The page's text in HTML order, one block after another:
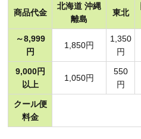
商品代金
北海道 沖縄
離島
東北
～8,999
円
1,850円
1,350
円
9,000円
以上
1,050円
550
円
クール便
料金